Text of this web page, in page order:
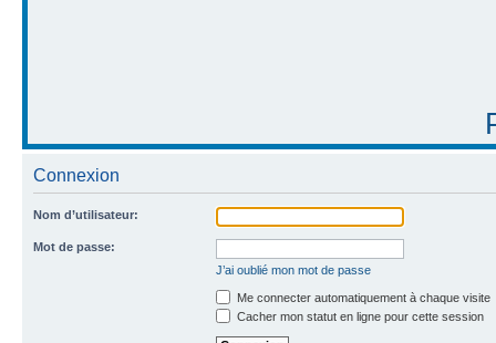
Connexion
Nom d’utilisateur:
Mot de passe:
J’ai oublié mon mot de passe
Me connecter automatiquement à chaque visite
Cacher mon statut en ligne pour cette session